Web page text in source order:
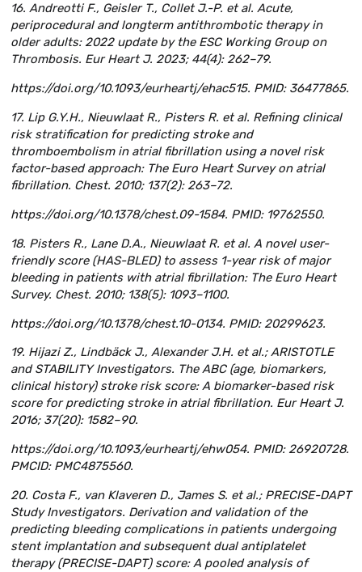
16. Andreotti F., Geisler T., Collet J.-P. et al. Acute,
periprocedural and longterm antithrombotic therapy in
older adults: 2022 update by the ESC Working Group on
Thrombosis. Eur Heart J. 2023; 44(4): 262–79.
https://doi.org/10.1093/eurheartj/ehac515. PMID: 36477865.
17. Lip G.Y.H., Nieuwlaat R., Pisters R. et al. Refining clinical
risk stratification for predicting stroke and
thromboembolism in atrial fibrillation using a novel risk
factor-based approach: The Euro Heart Survey on atrial
fibrillation. Chest. 2010; 137(2): 263–72.
https://doi.org/10.1378/chest.09-1584. PMID: 19762550.
18. Pisters R., Lane D.A., Nieuwlaat R. et al. A novel user-
friendly score (HAS-BLED) to assess 1-year risk of major
bleeding in patients with atrial fibrillation: The Euro Heart
Survey. Chest. 2010; 138(5): 1093–1100.
https://doi.org/10.1378/chest.10-0134. PMID: 20299623.
19. Hijazi Z., Lindbäck J., Alexander J.H. et al.; ARISTOTLE
and STABILITY Investigators. The ABC (age, biomarkers,
clinical history) stroke risk score: A biomarker-based risk
score for predicting stroke in atrial fibrillation. Eur Heart J.
2016; 37(20): 1582–90.
https://doi.org/10.1093/eurheartj/ehw054. PMID: 26920728.
PMCID: PMC4875560.
20. Costa F., van Klaveren D., James S. et al.; PRECISE-DAPT
Study Investigators. Derivation and validation of the
predicting bleeding complications in patients undergoing
stent implantation and subsequent dual antiplatelet
therapy (PRECISE-DAPT) score: A pooled analysis of